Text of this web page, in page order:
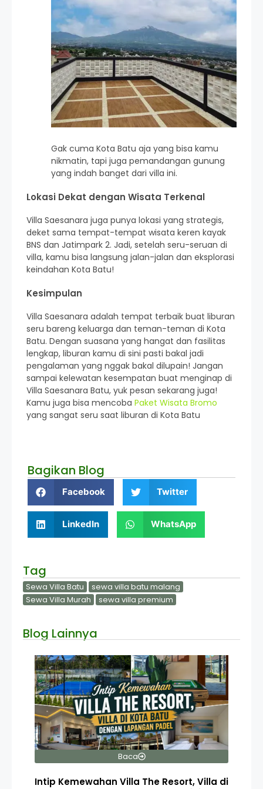
Gak cuma Kota Batu aja yang bisa kamu
nikmatin, tapi juga pemandangan gunung
yang indah banget dari villa ini.
Lokasi Dekat dengan Wisata Terkenal
Villa Saesanara juga punya lokasi yang strategis,
deket sama tempat-tempat wisata keren kayak
BNS dan Jatimpark 2. Jadi, setelah seru-seruan di
villa, kamu bisa langsung jalan-jalan dan eksplorasi
keindahan Kota Batu!
Kesimpulan
Villa Saesanara adalah tempat terbaik buat liburan
seru bareng keluarga dan teman-teman di Kota
Batu. Dengan suasana yang hangat dan fasilitas
lengkap, liburan kamu di sini pasti bakal jadi
pengalaman yang nggak bakal dilupain! Jangan
sampai kelewatan kesempatan buat menginap di
Villa Saesanara Batu, yuk pesan sekarang juga!
Kamu juga bisa mencoba Paket Wisata Bromo
yang sangat seru saat liburan di Kota Batu
Bagikan Blog
Facebook Twitter
LinkedIn WhatsApp
Tag
Sewa Villa Batu
sewa villa batu malang
Sewa Villa Murah
sewa villa premium
Blog Lainnya
Baca
Intip Kemewahan Villa The Resort, Villa di